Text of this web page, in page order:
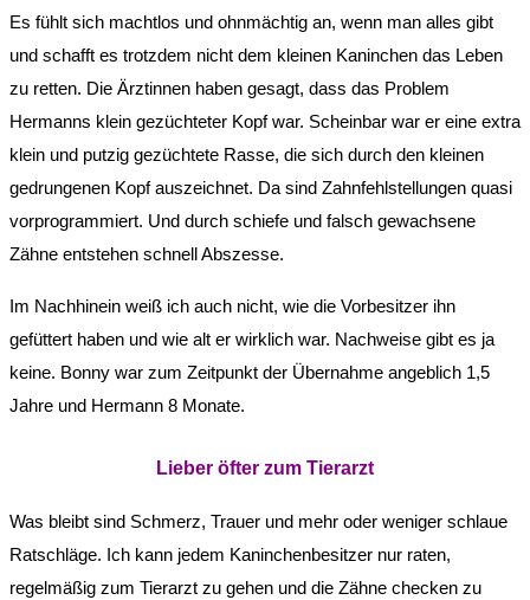
Es fühlt sich machtlos und ohnmächtig an, wenn man alles gibt
und schafft es trotzdem nicht dem kleinen Kaninchen das Leben
zu retten. Die Ärztinnen haben gesagt, dass das Problem
Hermanns klein gezüchteter Kopf war. Scheinbar war er eine extra
klein und putzig gezüchtete Rasse, die sich durch den kleinen
gedrungenen Kopf auszeichnet. Da sind Zahnfehlstellungen quasi
vorprogrammiert. Und durch schiefe und falsch gewachsene
Zähne entstehen schnell Abszesse.
Im Nachhinein weiß ich auch nicht, wie die Vorbesitzer ihn
gefüttert haben und wie alt er wirklich war. Nachweise gibt es ja
keine. Bonny war zum Zeitpunkt der Übernahme angeblich 1,5
Jahre und Hermann 8 Monate.
Lieber öfter zum Tierarzt
Was bleibt sind Schmerz, Trauer und mehr oder weniger schlaue
Ratschläge. Ich kann jedem Kaninchenbesitzer nur raten,
regelmäßig zum Tierarzt zu gehen und die Zähne checken zu